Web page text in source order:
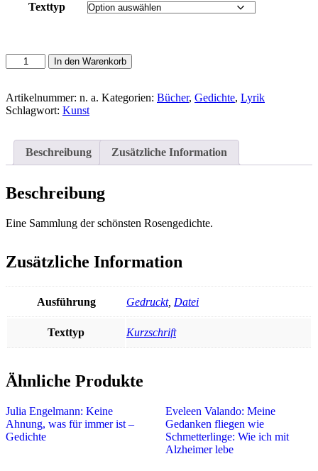
Texttyp
Blindenschrift
Verlag
Rosengedichte
Menge
In den Warenkorb
Artikelnummer: n. a. Kategorien: Bücher, Gedichte, Lyrik
Schlagwort: Kunst
Beschreibung Zusätzliche Information
Beschreibung
Eine Sammlung der schönsten Rosengedichte.
Zusätzliche Information
Ausführung Gedruckt, Datei
Texttyp Kurzschrift
Ähnliche Produkte
Julia Engelmann: Keine
Ahnung, was für immer ist –
Gedichte
Eveleen Valando: Meine
Gedanken fliegen wie
Schmetterlinge: Wie ich mit
Alzheimer lebe